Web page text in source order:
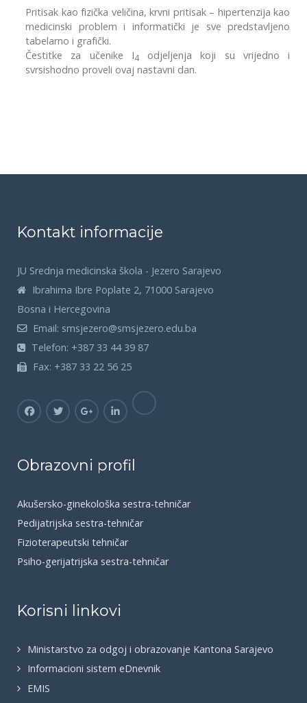
Pritisak kao fizička veličina, krvni pritisak – hipertenzija kao
medicinski problem i informatički je sve predstavljeno
tabelarno i grafički.
Čestitke za učenike I4 odjeljenja koji su vrijedno i
svrsishodno proveli ovaj nastavni dan.
Kontakt informacije
JU Srednja medicinska škola - Jezero Sarajevo
Ibrahima Ibre Poplate 2, 71000 Sarajevo
Bosna i Hercegovina
Email: smsjezero@smsjezero.edu.ba
Telefon: +387 33 44 39 87
Fax: +387 33 22 56 25
Obrazovni profil
Akušersko-ginekološka sestra-tehničar
Pedijatrijska sestra-tehničar
Fizioterapeutski tehničar
Psiho-gerijatrijska sestra-tehničar
Korisni linkovi
Ministarstvo za odgoj i obrazovanje Kantona Sarajevo
Informacioni sistem eDnevnik
EMIS